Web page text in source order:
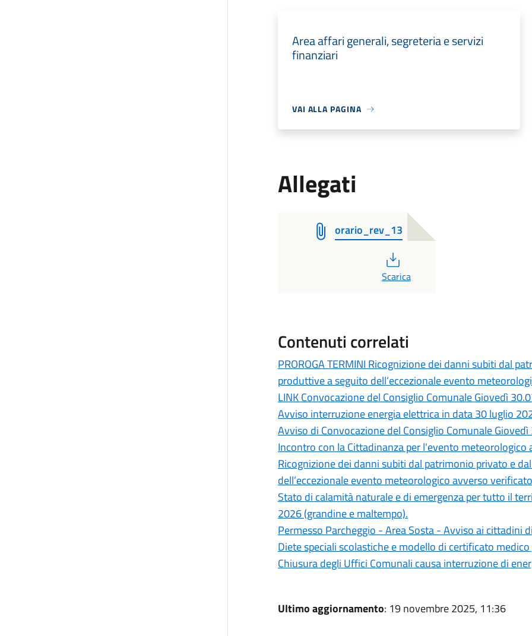
Area affari generali, segreteria e servizi
finanziari
VAI ALLA PAGINA
Allegati
orario_rev_13
PDF
Scarica
Contenuti correlati
PROROGA TERMINI Ricognizione dei danni subiti dal
produttive a seguito dell’eccezionale evento
LINK Convocazione del Consiglio Comunale Giovedì
Avviso interruzione energia elettrica in data 30 luglio
Avviso di Convocazione del Consiglio Comunale
Incontro con la Cittadinanza per l'evento
Ricognizione dei danni subiti dal patrimonio privato e
dell’eccezionale evento meteorologico avverso
Stato di calamità naturale e di emergenza per tutto il
2026 (grandine e maltempo).
Permesso Parcheggio - Area Sosta - Avviso ai cittadini
Diete speciali scolastiche e modello di certificato
Chiusura degli Uffici Comunali causa interruzione di
Ultimo aggiornamento: 19 novembre 2025, 11:36